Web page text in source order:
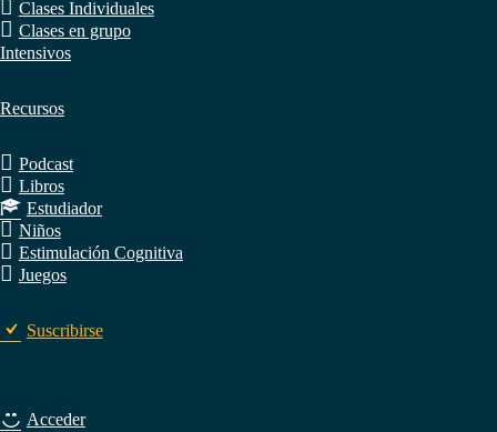
Clases Individuales
Clases en grupo
Intensivos
Recursos
Podcast
Libros
Estudiador
Niños
Estimulación Cognitiva
Juegos
Suscribirse
Acceder